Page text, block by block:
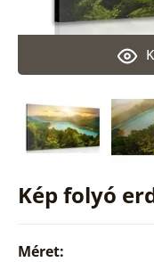
Kép folyó
Méret: